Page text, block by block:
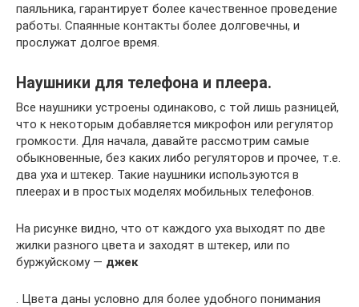
паяльника, гарантирует более качественное проведение
работы. Спаянные контакты более долговечны, и
прослужат долгое время.
Наушники для телефона и плеера.
Все наушники устроены одинаково, с той лишь разницей,
что к некоторым добавляется микрофон или регулятор
громкости. Для начала, давайте рассмотрим самые
обыкновенные, без каких либо регуляторов и прочее, т.е.
два уха и штекер. Такие наушники используются в
плеерах и в простых моделях мобильных телефонов.
На рисунке видно, что от каждого уха выходят по две
жилки разного цвета и заходят в штекер, или по
буржуйскому — джек
. Цвета даны условно для более удобного понимания